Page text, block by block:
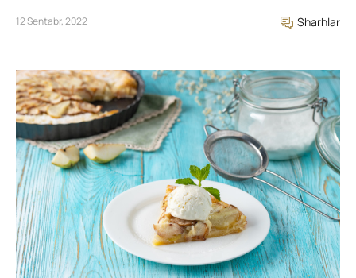
12 Sentabr, 2022 Sharhlar